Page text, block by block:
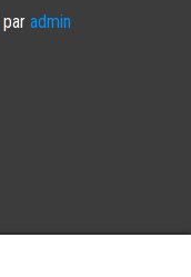
par admin